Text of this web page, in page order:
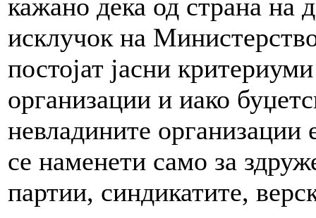
кажано дека од страна на
исклучок на
постојат јасни
организации и иако
невладините организации
се наменети само за
партии, синдикатите,